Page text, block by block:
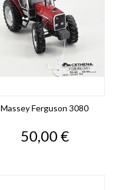
Massey Ferguson 3080
Prix
50,00 €